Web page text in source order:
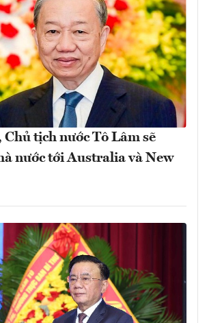
tịch nước Tô Lâm sẽ
nước tới Australia và New